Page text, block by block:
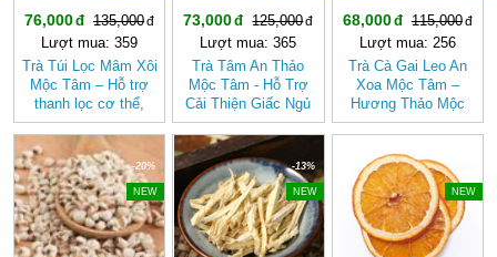
76,000
135,000
Lượt mua: 359
Trà Túi Lọc Mâm Xôi
Mộc Tâm – Hỗ trợ
thanh lọc cơ thể,
mang lại cảm giác
nhẹ nhàng
73,000
125,000
Lượt mua: 365
Trà Tâm An Thảo
Mộc Tâm - Hỗ Trợ
Cải Thiện Giấc Ngủ
(Hộp 30 túi lọc)
68,000
115,000
Lượt mua: 256
Trà Cà Gai Leo An
Xoa Mộc Tâm –
Hương Thảo Mộc
Cho Ngày Thư Thái
-20%
NEW
-13%
NEW NEW